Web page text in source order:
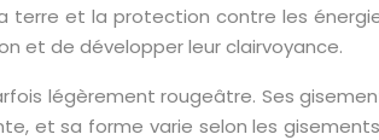
terre et la protection contre les
et de développer leur clairvoyance.
légèrement rougeâtre. Ses
et sa forme varie selon les